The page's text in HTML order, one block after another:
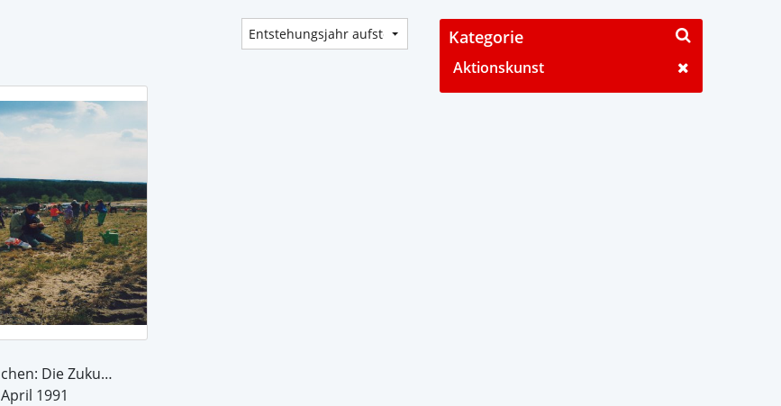
Wir Buchen: Die Zukunft!!!
April 1991
Kategorie
Aktionskunst